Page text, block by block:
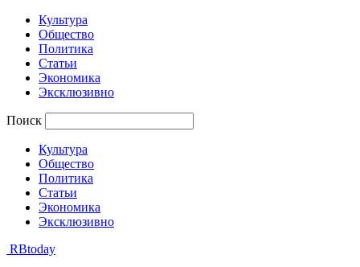
Культура
Общество
Политика
Статьи
Экономика
Эксклюзивно
Поиск
Культура
Общество
Политика
Статьи
Экономика
Эксклюзивно
RBtoday